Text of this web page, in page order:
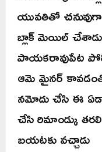
యువతితో
బ్లాక్ మెయిల్ చేశాడు.
పాయకరావుపేట
ఆమె మైనర్
నమోదు చేసి ఈ
చేసి రిమాండ్కు
బయటకు వచ్చాడు